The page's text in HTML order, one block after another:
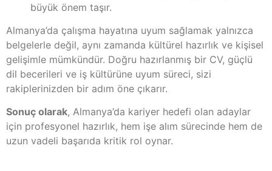
büyük önem taşır.
Almanya’da çalışma hayatına uyum sağlamak yalnızca
belgelerle değil, aynı zamanda kültürel hazırlık ve kişisel
gelişimle mümkündür. Doğru hazırlanmış bir CV, güçlü
dil becerileri ve iş kültürüne uyum süreci, sizi
rakiplerinizden bir adım öne çıkarır.
Sonuç olarak, Almanya’da kariyer hedefi olan adaylar
için profesyonel hazırlık, hem işe alım sürecinde hem de
uzun vadeli başarıda kritik rol oynar.